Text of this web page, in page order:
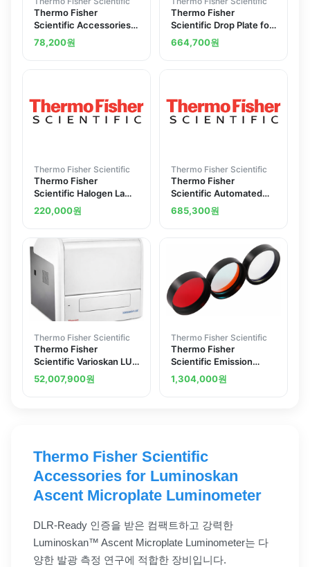
Thermo Fisher
Scientific Accessories
and Upgrade Kits for
Varioskan LUX
78,200원
Thermo Fisher
Scientific Drop Plate for
Fluoroskan FL
Microplate Fluorometer
664,700원
Thermo Fisher Scientific
Thermo Fisher
Scientific Halogen Lamp
for Fluoroskan FL
Microplate Fluorometer
30 W
220,000원
Thermo Fisher Scientific
Thermo Fisher
Scientific Automated
Maintenance Plate
Luminex System
685,300원
Thermo Fisher Scientific
Thermo Fisher
Scientific Varioskan LUX
multimode microplate
reader
52,007,900원
Thermo Fisher Scientific
Thermo Fisher
Scientific Emission
filters for Thermo
Scientific Varioskan LUX
1,304,000원
Thermo Fisher Scientific
Accessories for Luminoskan
Ascent Microplate Luminometer
DLR-Ready 인증을 받은 컴팩트하고 강력한
Luminoskan™ Ascent Microplate Luminometer는 다
양한 발광 측정 연구에 적합한 장비입니다.